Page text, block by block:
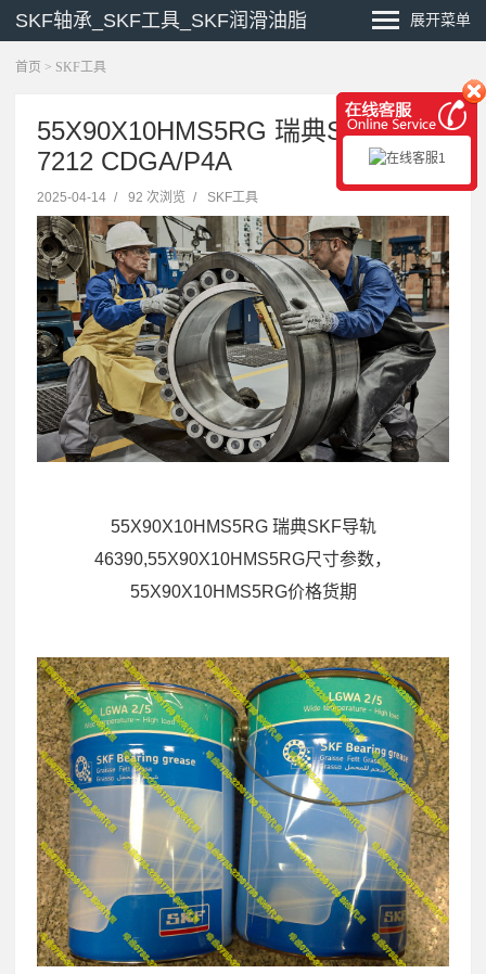
SKF轴承_SKF工具_SKF润滑油脂 展开菜单
首页 > SKF工具
55X90X10HMS5RG 瑞典SKF导轨
7212 CDGA/P4A
2025-04-14 / 92 次浏览 / SKF工具
55X90X10HMS5RG 瑞典SKF导轨
46390,55X90X10HMS5RG尺寸参数，
55X90X10HMS5RG价格货期